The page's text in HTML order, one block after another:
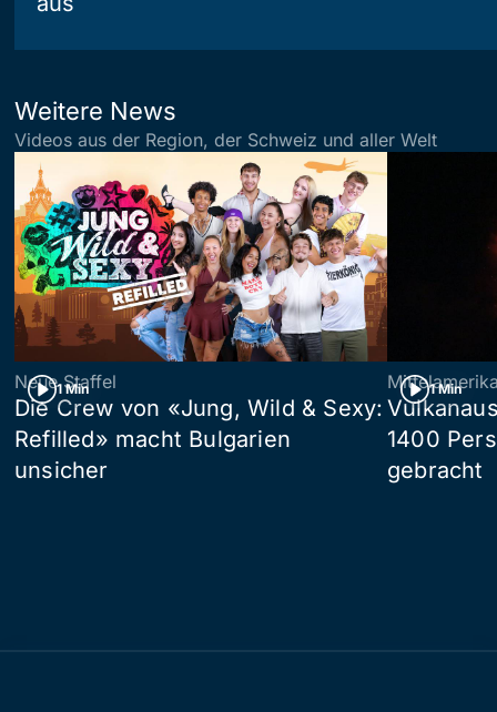
Weitere News
Videos aus der Region, der Schweiz und aller Welt
1 Min
Neue Staffel
Die Crew von «Jung, Wild & Sexy:
Refilled» macht Bulgarien
unsicher
1 Min
1400
gebracht